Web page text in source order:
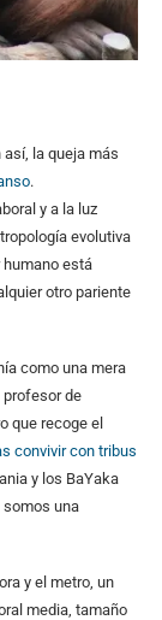
la queja más
.
y a la luz
evolutiva
está
otro pariente
como una mera
profesor de
que recoge el
convivir con tribus
y los BaYaka
somos una
y el metro, un
media, tamaño